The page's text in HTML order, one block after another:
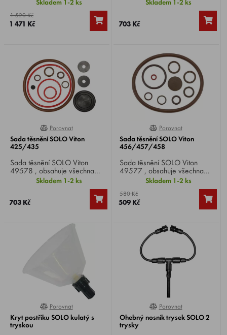
473 , 425 a 475 ( CLASSIC
Skladem 1-2 ks
1 520 Kč
1 471 Kč
Skladem 1-2 ks
703 Kč
0%
Porovnat
Sada těsnění SOLO Viton
425/435
Sada těsnění SOLO Viton
49578 , obsahuje všechna
těsnění pro SOLO 425/435.
Skladem 1-2 ks
703 Kč
0%
Porovnat
Sada těsnění SOLO Viton
456/457/458
Sada těsnění SOLO Viton
49577 , obsahuje všechna
těsnění pro SOLO
456/457/458.
Skladem 1-2 ks
580 Kč
509 Kč
0%
Porovnat
Kryt postřiku SOLO kulatý s
tryskou
0%
Porovnat
Ohebný nosník trysek SOLO 2
trysky